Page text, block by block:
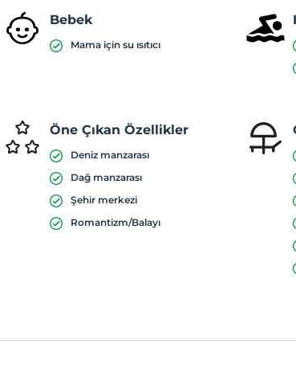
Bebek
Mama için su ısıtıcı
Öne Çıkan Özellikler
Deniz manzarası
Dağ manzarası
Şehir merkezi
Romantizm/Balayı